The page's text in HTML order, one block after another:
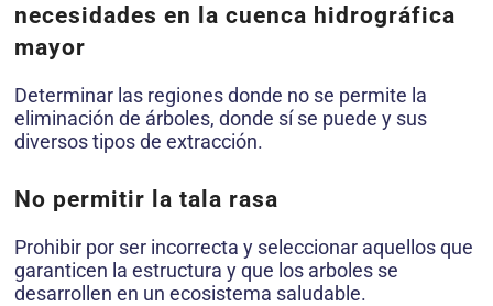
necesidades en la cuenca hidrográfica
mayor
Determinar las regiones donde no se permite la
eliminación de árboles, donde sí se puede y sus
diversos tipos de extracción.
No permitir la tala rasa
Prohibir por ser incorrecta y seleccionar aquellos que
garanticen la estructura y que los arboles se
desarrollen en un ecosistema saludable.